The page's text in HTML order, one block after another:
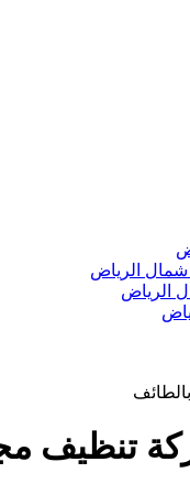
الرياض
الرياض
تنظيف